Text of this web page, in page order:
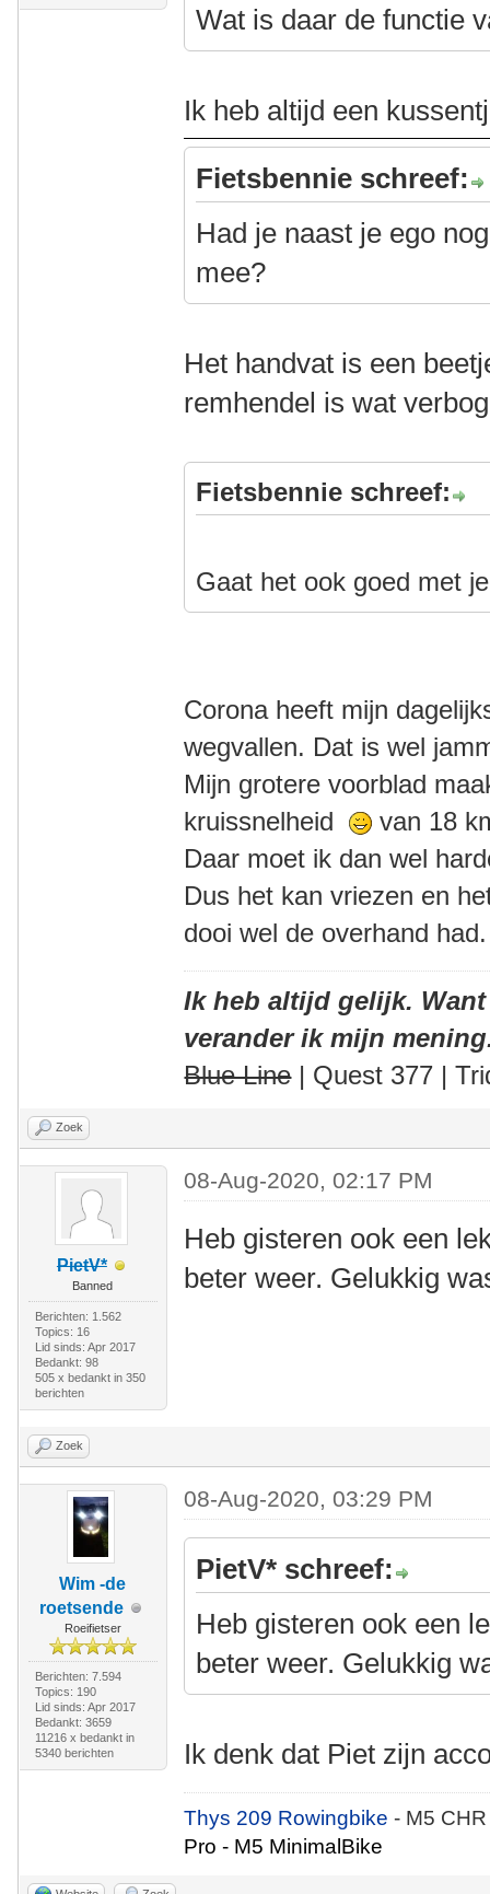
Wat is daar de functie
Ik heb altijd een
Fietsbennie schreef:
Had je naast je ego
mee?
Het handvat is een
remhendel is wat
Fietsbennie schreef:
Gaat het ook goed met
Corona heeft mijn
wegvallen. Dat is wel
Mijn grotere voorblad
kruissnelheid
van 18
Daar moet ik dan wel
Dus het kan vriezen en
dooi wel de overhand had.
Ik heb altijd gelijk.
verander ik mijn
Blue Line| Quest 377 |
Zoek
PietV*
Banned
Berichten: 1.562
Topics: 16
Lid sinds: Apr 2017
Bedankt: 98
505 x bedankt in 350
berichten
08-Aug-2020, 02:17 PM
Heb gisteren ook een
beter weer. Gelukkig
Zoek
Wim -de
roetsende
Roeifietser
Berichten: 7.594
Topics: 190
Lid sinds: Apr 2017
Bedankt: 3659
11216 x bedankt in
5340 berichten
08-Aug-2020, 03:29 PM
PietV* schreef:
Heb gisteren ook een
beter weer. Gelukkig
Ik denk dat Piet zijn
Thys 209 Rowingbike- M5
Pro - M5 MinimalBike